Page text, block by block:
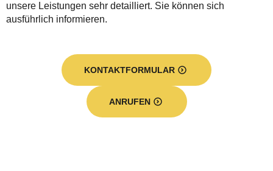
unsere Leistungen sehr detailliert. Sie können sich
ausführlich informieren.
KONTAKTFORMULAR
ANRUFEN